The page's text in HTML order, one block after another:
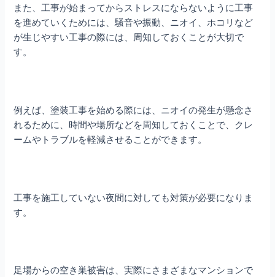
また、工事が始まってからストレスにならないように工事
を進めていくためには、騒音や振動、ニオイ、ホコリなど
が生じやすい工事の際には、周知しておくことが大切で
す。
例えば、塗装工事を始める際には、ニオイの発生が懸念さ
れるために、時間や場所などを周知しておくことで、クレ
ームやトラブルを軽減させることができます。
工事を施工していない夜間に対しても対策が必要になりま
す。
足場からの空き巣被害は、実際にさまざまなマンションで